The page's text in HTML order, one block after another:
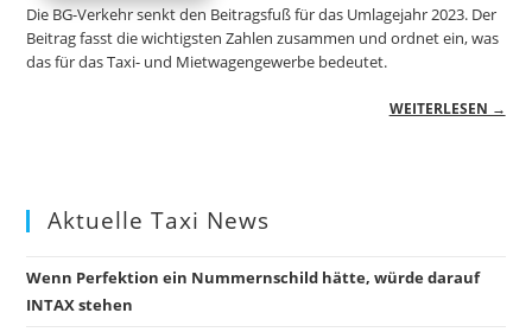
Die BG-Verkehr senkt den Beitragsfuß für das Umlagejahr 2023. Der
Beitrag fasst die wichtigsten Zahlen zusammen und ordnet ein, was
das für das Taxi- und Mietwagengewerbe bedeutet.
WEITERLESEN →
Aktuelle Taxi News
Wenn Perfektion ein Nummernschild hätte, würde darauf
INTAX stehen